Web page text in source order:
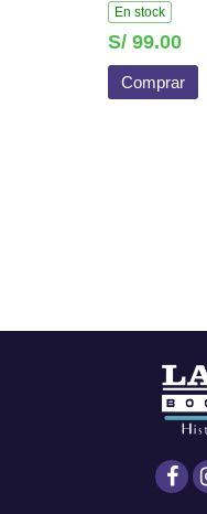
En stock
S/ 99.00
Comprar